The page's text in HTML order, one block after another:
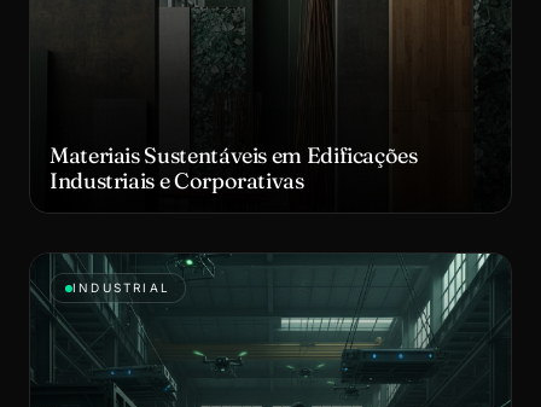
Materiais Sustentáveis em Edificações
Industriais e Corporativas
INDUSTRIAL